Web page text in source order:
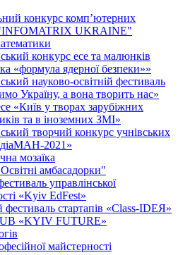
конкурс комп’ютерних
"INFOMATRIX UKRAINE"
конкурс есе та малюнків
«формула ядерної безпеки»»
науково-освітній фестиваль
Україну, а вона творить нас»
«Київ у творах зарубіжних
та в іноземних ЗМІ»
творчий конкурс учнівських
2021»
мозаїка
амбасадорки"
управлінської
«Kyiv EdFest»
фестиваль стартапів «Class-IDEЯ»
«KYIV FUTURE»
майстерності